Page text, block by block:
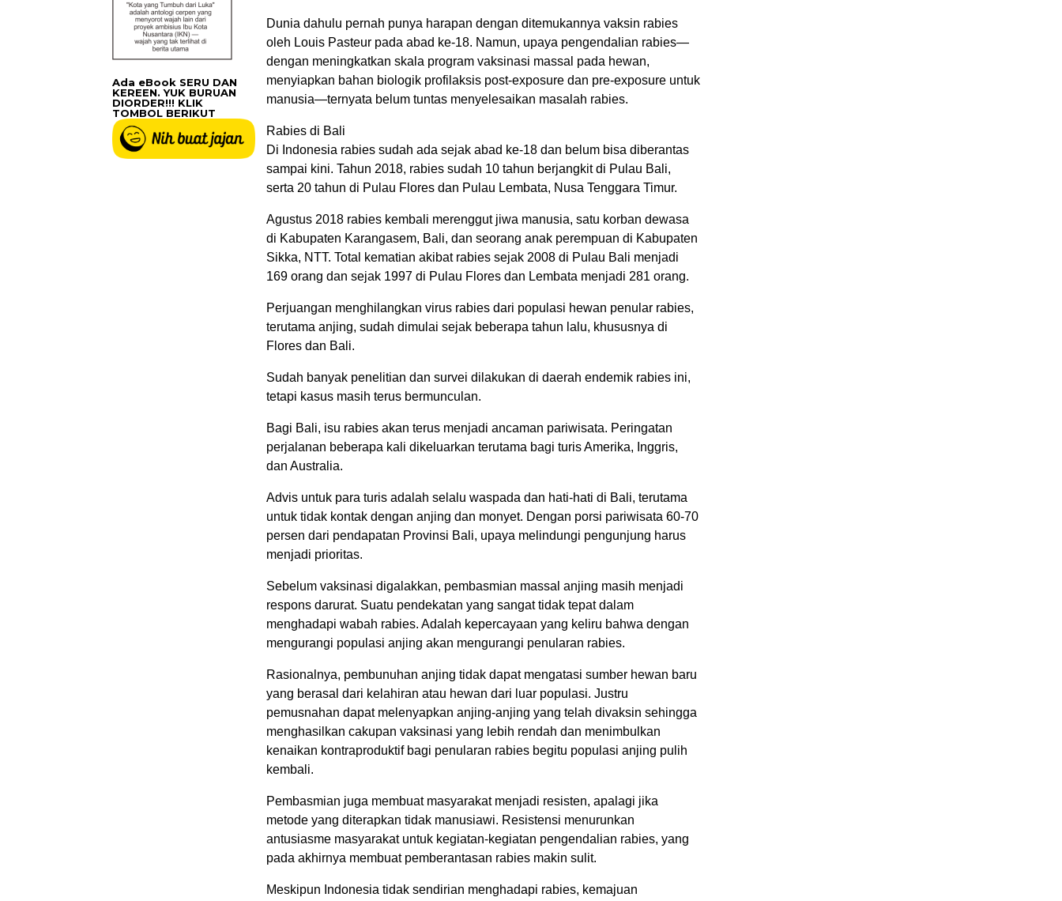
Dunia dahulu pernah punya harapan dengan ditemukannya vaksin rabies
oleh Louis Pasteur pada abad ke-18. Namun, upaya pengendalian rabies—
dengan meningkatkan skala program vaksinasi massal pada hewan,
menyiapkan bahan biologik profilaksis post-exposure dan pre-exposure untuk
manusia—ternyata belum tuntas menyelesaikan masalah rabies.
Rabies di Bali
Di Indonesia rabies sudah ada sejak abad ke-18 dan belum bisa diberantas
sampai kini. Tahun 2018, rabies sudah 10 tahun berjangkit di Pulau Bali,
serta 20 tahun di Pulau Flores dan Pulau Lembata, Nusa Tenggara Timur.
Agustus 2018 rabies kembali merenggut jiwa manusia, satu korban dewasa
di Kabupaten Karangasem, Bali, dan seorang anak perempuan di Kabupaten
Sikka, NTT. Total kematian akibat rabies sejak 2008 di Pulau Bali menjadi
169 orang dan sejak 1997 di Pulau Flores dan Lembata menjadi 281 orang.
Perjuangan menghilangkan virus rabies dari populasi hewan penular rabies,
terutama anjing, sudah dimulai sejak beberapa tahun lalu, khususnya di
Flores dan Bali.
Sudah banyak penelitian dan survei dilakukan di daerah endemik rabies ini,
tetapi kasus masih terus bermunculan.
Bagi Bali, isu rabies akan terus menjadi ancaman pariwisata. Peringatan
perjalanan beberapa kali dikeluarkan terutama bagi turis Amerika, Inggris,
dan Australia.
Advis untuk para turis adalah selalu waspada dan hati-hati di Bali, terutama
untuk tidak kontak dengan anjing dan monyet. Dengan porsi pariwisata 60-70
persen dari pendapatan Provinsi Bali, upaya melindungi pengunjung harus
menjadi prioritas.
Sebelum vaksinasi digalakkan, pembasmian massal anjing masih menjadi
respons darurat. Suatu pendekatan yang sangat tidak tepat dalam
menghadapi wabah rabies. Adalah kepercayaan yang keliru bahwa dengan
mengurangi populasi anjing akan mengurangi penularan rabies.
Rasionalnya, pembunuhan anjing tidak dapat mengatasi sumber hewan baru
yang berasal dari kelahiran atau hewan dari luar populasi. Justru
pemusnahan dapat melenyapkan anjing-anjing yang telah divaksin sehingga
menghasilkan cakupan vaksinasi yang lebih rendah dan menimbulkan
kenaikan kontraproduktif bagi penularan rabies begitu populasi anjing pulih
kembali.
Pembasmian juga membuat masyarakat menjadi resisten, apalagi jika
metode yang diterapkan tidak manusiawi. Resistensi menurunkan
antusiasme masyarakat untuk kegiatan-kegiatan pengendalian rabies, yang
pada akhirnya membuat pemberantasan rabies makin sulit.
Meskipun Indonesia tidak sendirian menghadapi rabies, kemajuan
Ada eBook SERU DAN
KEREEN. YUK BURUAN
DIORDER!!! KLIK
TOMBOL BERIKUT